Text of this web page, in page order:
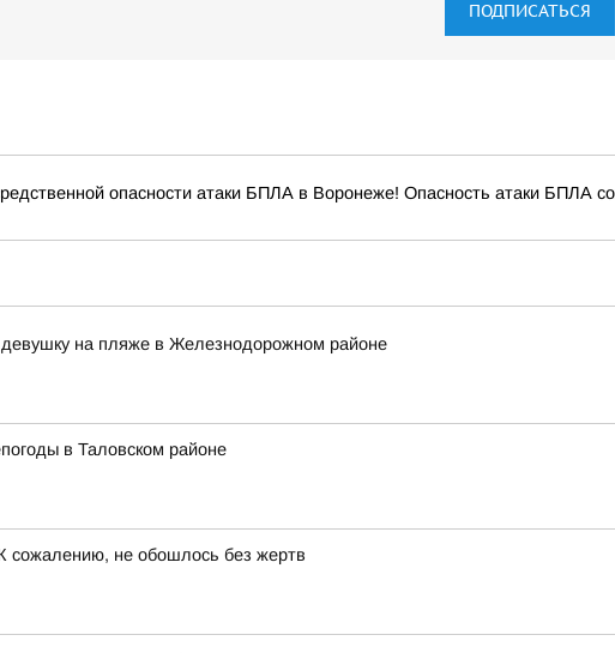
ПОДПИСАТЬСЯ
опасности атаки БПЛА в Воронеже! Опасность атаки БПЛА
на пляже в Железнодорожном районе
в Таловском районе
сожалению, не обошлось без жертв